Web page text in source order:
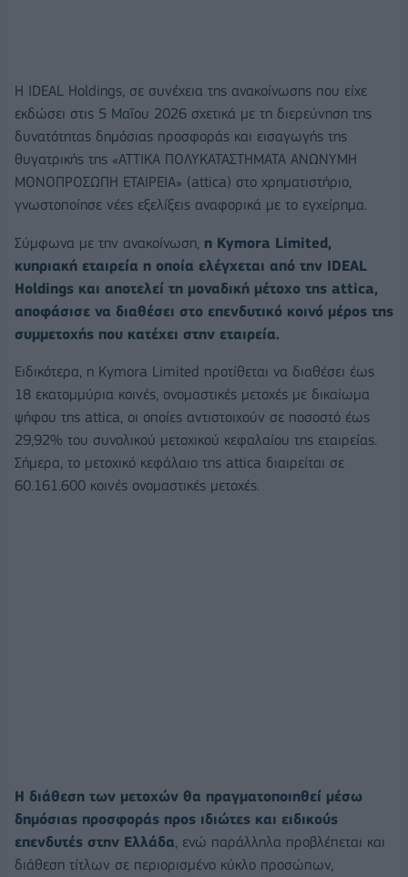
Η IDEAL Holdings, σε συνέχεια της ανακοίνωσης που είχε
εκδώσει στις 5 Μαΐου 2026 σχετικά με τη διερεύνηση της
δυνατότητας δημόσιας προσφοράς και εισαγωγής της
θυγατρικής της «ΑΤΤΙΚΑ ΠΟΛΥΚΑΤΑΣΤΗΜΑΤΑ ΑΝΩΝΥΜΗ
ΜΟΝΟΠΡΟΣΩΠΗ ΕΤΑΙΡΕΙΑ» (attica) στο χρηματιστήριο,
γνωστοποίησε νέες εξελίξεις αναφορικά με το εγχείρημα.
Σύμφωνα με την ανακοίνωση, η Kymora Limited,
κυπριακή εταιρεία η οποία ελέγχεται από την IDEAL
Holdings και αποτελεί τη μοναδική μέτοχο της attica,
αποφάσισε να διαθέσει στο επενδυτικό κοινό μέρος της
συμμετοχής που κατέχει στην εταιρεία.
Ειδικότερα, η Kymora Limited προτίθεται να διαθέσει έως
18 εκατομμύρια κοινές, ονομαστικές μετοχές με δικαίωμα
ψήφου της attica, οι οποίες αντιστοιχούν σε ποσοστό έως
29,92% του συνολικού μετοχικού κεφαλαίου της εταιρείας.
Σήμερα, το μετοχικό κεφάλαιο της attica διαιρείται σε
60.161.600 κοινές ονομαστικές μετοχές.
Η διάθεση των μετοχών θα πραγματοποιηθεί μέσω
δημόσιας προσφοράς προς ιδιώτες και ειδικούς
επενδυτές στην Ελλάδα, ενώ παράλληλα προβλέπεται και
διάθεση τίτλων σε περιορισμένο κύκλο προσώπων,